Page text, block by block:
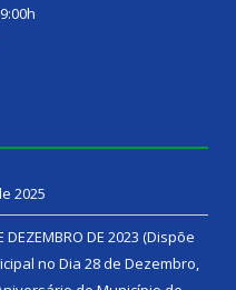
2025
DEZEMBRO DE 2023 (Dispõe
no Dia 28 de Dezembro,